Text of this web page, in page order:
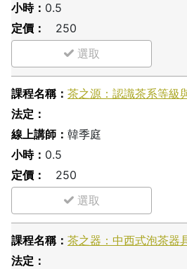
0.5
250
茶之源：認識茶系等級
韓季庭
0.5
250
茶之器：中西式泡茶器